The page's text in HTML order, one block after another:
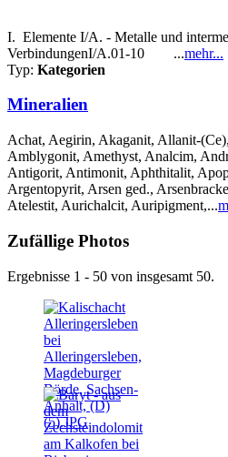
I. Elemente I/A. - Metalle und
VerbindungenI/A.01-10 ...mehr...
Typ: Kategorien
Mineralien
Achat, Aegirin, Akaganit, Allanit-
Amblygonit, Amethyst, Analcim,
Antigorit, Antimonit, Aphthitalit,
Argentopyrit, Arsen ged.,
Atelestit, Aurichalcit, Auripigment,...
Zufällige Photos
Ergebnisse 1 - 50 von insgesamt 50.